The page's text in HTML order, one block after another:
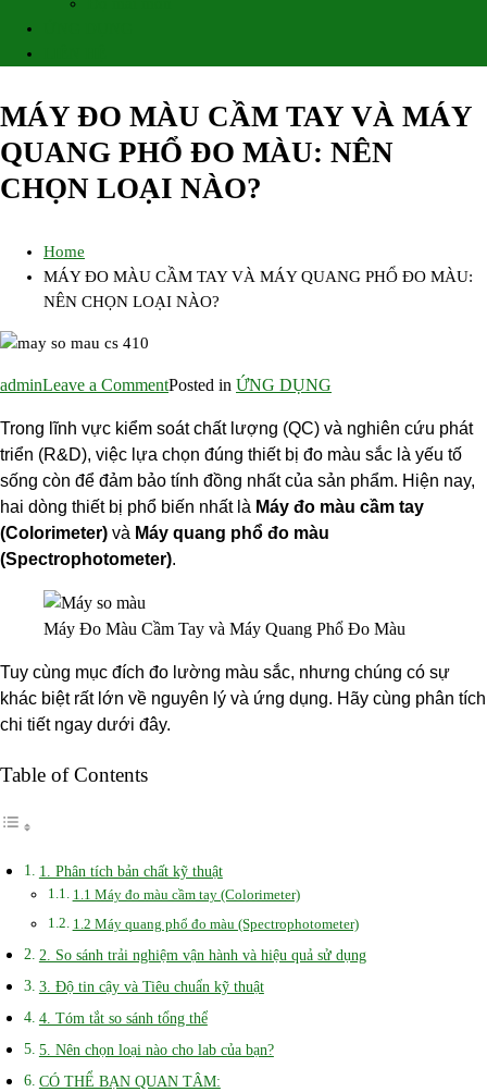
MÁY ĐO MÀU CẦM TAY VÀ MÁY
QUANG PHỔ ĐO MÀU: NÊN
CHỌN LOẠI NÀO?
Home
MÁY ĐO MÀU CẦM TAY VÀ MÁY QUANG PHỔ ĐO MÀU:
NÊN CHỌN LOẠI NÀO?
adminLeave a Commenton
ĐO
MÀU
CẦM
TAY
VÀ
MÁY
PHỔ
MÀU:
NÊN
Posted in ỨNG DỤNG
Trong lĩnh vực kiểm soát chất lượng (QC) và nghiên cứu phát
triển (R&D), việc lựa chọn đúng thiết bị đo màu sắc là yếu tố
sống còn để đảm bảo tính đồng nhất của sản phẩm. Hiện nay,
hai dòng thiết bị phổ biến nhất là Máy đo màu cầm tay
(Colorimeter) và Máy quang phổ đo màu
(Spectrophotometer).
Máy Đo Màu Cầm Tay và Máy Quang Phổ Đo Màu
Tuy cùng mục đích đo lường màu sắc, nhưng chúng có sự
khác biệt rất lớn về nguyên lý và ứng dụng. Hãy cùng phân tích
chi tiết ngay dưới đây.
Table of Contents
1. Phân tích bản chất kỹ thuật
1.1 Máy đo màu cầm tay (Colorimeter)
1.2 Máy quang phổ đo màu (Spectrophotometer)
2. So sánh trải nghiệm vận hành và hiệu quả sử dụng
3. Độ tin cậy và Tiêu chuẩn kỹ thuật
4. Tóm tắt so sánh tổng thể
5. Nên chọn loại nào cho lab của bạn?
CÓ THỂ BẠN QUAN TÂM: